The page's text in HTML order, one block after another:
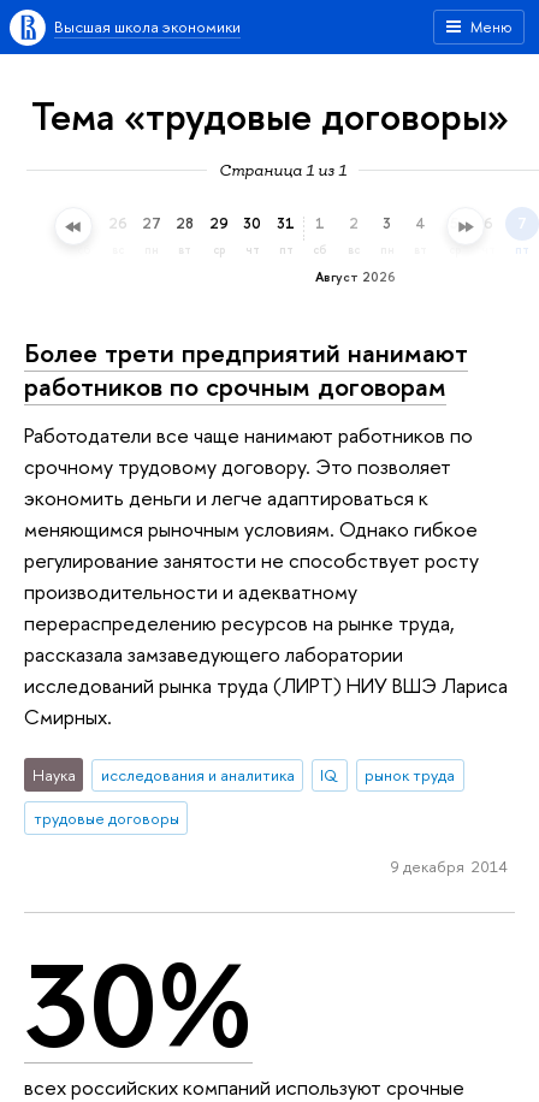
Меню
Высшая школа экономики
Тема «трудовые договоры»
Страница 1 из 1
25 26 27 28
вт
29
ср
30
чт
31
пт
Август 2026
1
сб
2
вс
3 4 5 6 7
пт
Более трети предприятий нанимают
работников по срочным договорам
Работодатели все чаще нанимают работников по
срочному трудовому договору. Это позволяет
экономить деньги и легче адаптироваться к
меняющимся рыночным условиям. Однако гибкое
регулирование занятости не способствует росту
производительности и адекватному
перераспределению ресурсов на рынке труда,
рассказала замзаведующего лаборатории
исследований рынка труда (ЛИРТ) НИУ ВШЭ Лариса
Смирных.
Наука исследования и аналитика IQ
рынок труда
трудовые договоры
9 декабря 2014
30%
всех российских компаний используют срочные